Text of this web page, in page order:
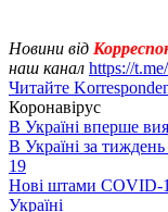
Новини від
наш канал https://
Читайте
Коронавірус
В Україні вперше
В Україні за
19
Нові штами COVID-
Україні